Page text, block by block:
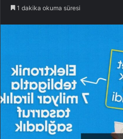
1 dakika okuma süresi